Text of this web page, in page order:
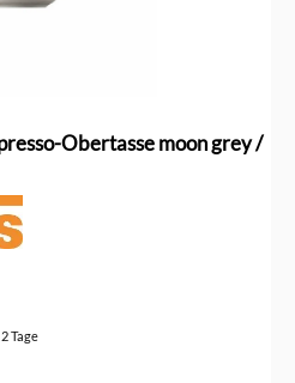
Obertasse moon grey /
Tage